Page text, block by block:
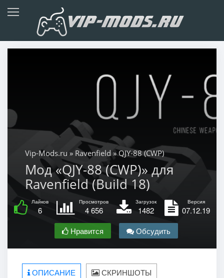
Vip-Mods.ru » Ravenfield » QJY-88 (CWP)
Мод «QJY-88 (CWP)» для
Ravenfield (Build 18)
Лайков
6
Просмотров
4 656
Загрузок
1482
Версия
07.12.19
Нравится
Обсудить
ОПИСАНИЕ СКРИНШОТЫ